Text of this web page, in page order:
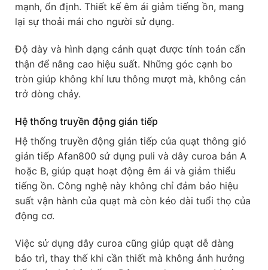
mạnh, ổn định. Thiết kế êm ái giảm tiếng ồn, mang
lại sự thoải mái cho người sử dụng.
Độ dày và hình dạng cánh quạt được tính toán cẩn
thận để nâng cao hiệu suất. Những góc cạnh bo
tròn giúp không khí lưu thông mượt mà, không cản
trở dòng chảy.
Hệ thống truyền động gián tiếp
Hệ thống truyền động gián tiếp của quạt thông gió
gián tiếp Afan800 sử dụng puli và dây curoa bản A
hoặc B, giúp quạt hoạt động êm ái và giảm thiểu
tiếng ồn. Công nghệ này không chỉ đảm bảo hiệu
suất vận hành của quạt mà còn kéo dài tuổi thọ của
động cơ.
Việc sử dụng dây curoa cũng giúp quạt dễ dàng
bảo trì, thay thế khi cần thiết mà không ảnh hưởng